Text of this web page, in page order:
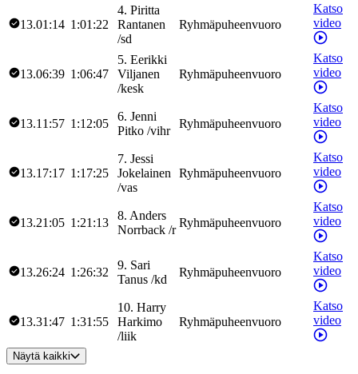
13.01:14 1:01:22
4. Piritta
Rantanen
/sd
Ryhmäpuheenvuoro
Katso
video
13.06:39 1:06:47
5. Eerikki
Viljanen
/kesk
Ryhmäpuheenvuoro
Katso
video
13.11:57 1:12:05
6. Jenni
Pitko /vihr
Ryhmäpuheenvuoro
Katso
video
13.17:17 1:17:25
7. Jessi
Jokelainen
/vas
Ryhmäpuheenvuoro
Katso
video
13.21:05 1:21:13
8. Anders
Norrback /r
Ryhmäpuheenvuoro
Katso
video
13.26:24 1:26:32
9. Sari
Tanus /kd
Ryhmäpuheenvuoro
Katso
video
13.31:47 1:31:55
10. Harry
Harkimo
/liik
Ryhmäpuheenvuoro
Katso
video
Näytä kaikki